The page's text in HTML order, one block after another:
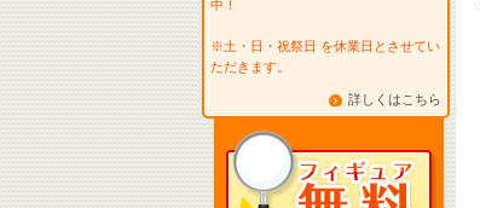
中！
※土・日・祝祭日 を休業日とさせてい
ただきます。
詳しくはこちら